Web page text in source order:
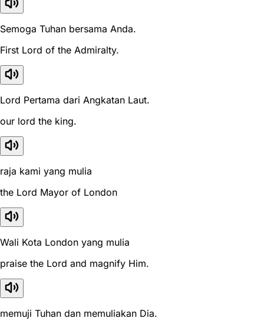
Semoga Tuhan bersama Anda.
First Lord of the Admiralty.
Lord Pertama dari Angkatan Laut.
our lord the king.
raja kami yang mulia
the Lord Mayor of London
Wali Kota London yang mulia
praise the Lord and magnify Him.
memuji Tuhan dan memuliakan Dia.